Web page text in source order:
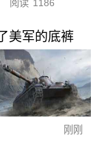
阅读 1186
美军的底裤
刚刚